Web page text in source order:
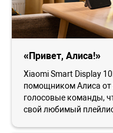
«Привет, Алиса!»
Xiaomi Smart Display
помощником Алиса от
голосовые команды,
свой любимый